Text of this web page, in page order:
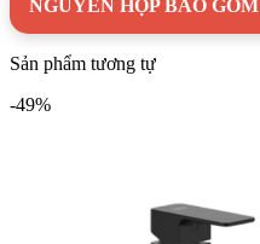
NGUYÊN HỘP BAO GỒM
Sản phẩm tương tự
-49%